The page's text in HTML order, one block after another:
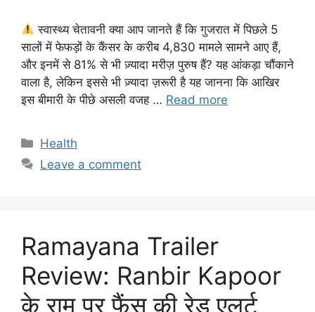
स्वास्थ्य चेतावनी क्या आप जानते हैं कि गुजरात में पिछले 5
सालों में फेफड़ों के कैंसर के करीब 4,830 मामले सामने आए हैं,
और इनमें से 81% से भी ज़्यादा मरीज़ पुरुष हैं? यह आंकड़ा चौंकाने
वाला है, लेकिन इससे भी ज़्यादा ज़रूरी है यह जानना कि आखिर
इस बीमारी के पीछे असली वजह … Read more
Categories
Health
Leave a comment
Ramayana Trailer
Review: Ranbir Kapoor
के राम पर फैंस की रेड एलर्ट